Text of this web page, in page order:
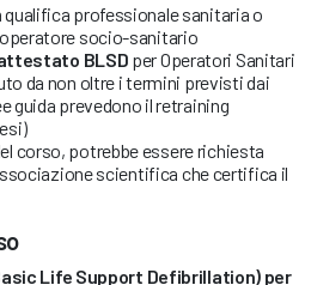
professionale sanitaria o
socio-sanitario
BLSD per Operatori Sanitari
da non oltre i termini previsti dai
guida prevedono il retraining
corso, potrebbe essere richiesta
scientifica che certifica il
Life Support Defibrillation) per